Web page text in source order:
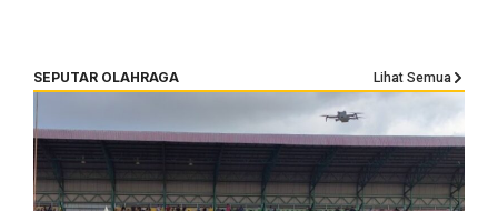
SEPUTAR OLAHRAGA Lihat Semua